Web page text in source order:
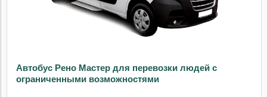
Автобус Рено Мастер для перевозки людей с
ограниченными возможностями